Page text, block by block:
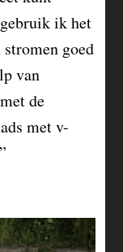
ik het
goed
van
de
met v-